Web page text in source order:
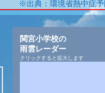
※出典：環境省熱中症予
関宮小学校の
雨雲レーダー
クリックすると拡大します